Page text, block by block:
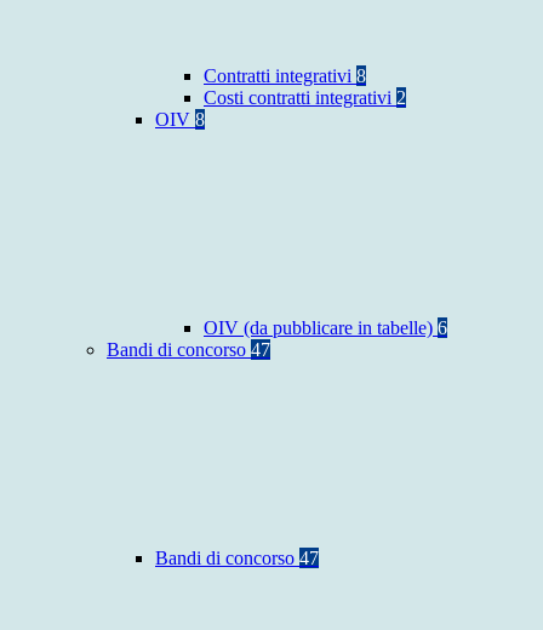
Contratti integrativi 8
Costi contratti integrativi 2
OIV 8
OIV (da pubblicare in tabelle) 6
Bandi di concorso 47
Bandi di concorso 47